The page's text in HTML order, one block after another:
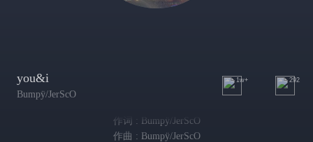
you&i
Bumpÿ/JerScO
1w+ 292
作词 : Bumpÿ/JerScO
作曲 : Bumpÿ/JerScO